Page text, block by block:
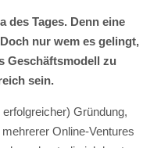
des Tages. Denn eine
nur wem es gelingt,
Geschäftsmodell zu
sein.
Gründung,
Online-Ventures